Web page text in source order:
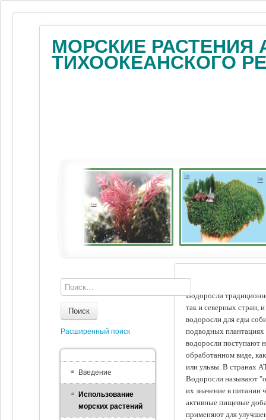
МОРСКИЕ РАСТЕНИЯ
ТИХООКЕАНСКОГО
Водоросли
так и северных стран,
водоросли для еды
подводных
водоросли поступают
обработанном виде,
или ульвы. В странах
Водоросли называют
их значение в питании
активные пищевые
применяют для
Поиск
Расширенный поиск
Введение
Использование
морских растений